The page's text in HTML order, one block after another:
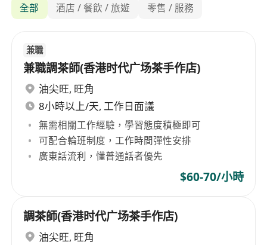
全部 酒店 / 餐飲 / 旅遊 零售 / 服務
兼職
兼職調茶師(香港时代广场茶手作店)
油尖旺, 旺角
8小時以上/天, 工作日面議
無需相關工作經驗，學習態度積極即可
可配合輪班制度，工作時間彈性安排
廣東話流利，懂普通話者優先
$60-70/小時
調茶師(香港时代广场茶手作店)
油尖旺, 旺角